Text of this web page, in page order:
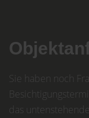
Sie haben noch
das